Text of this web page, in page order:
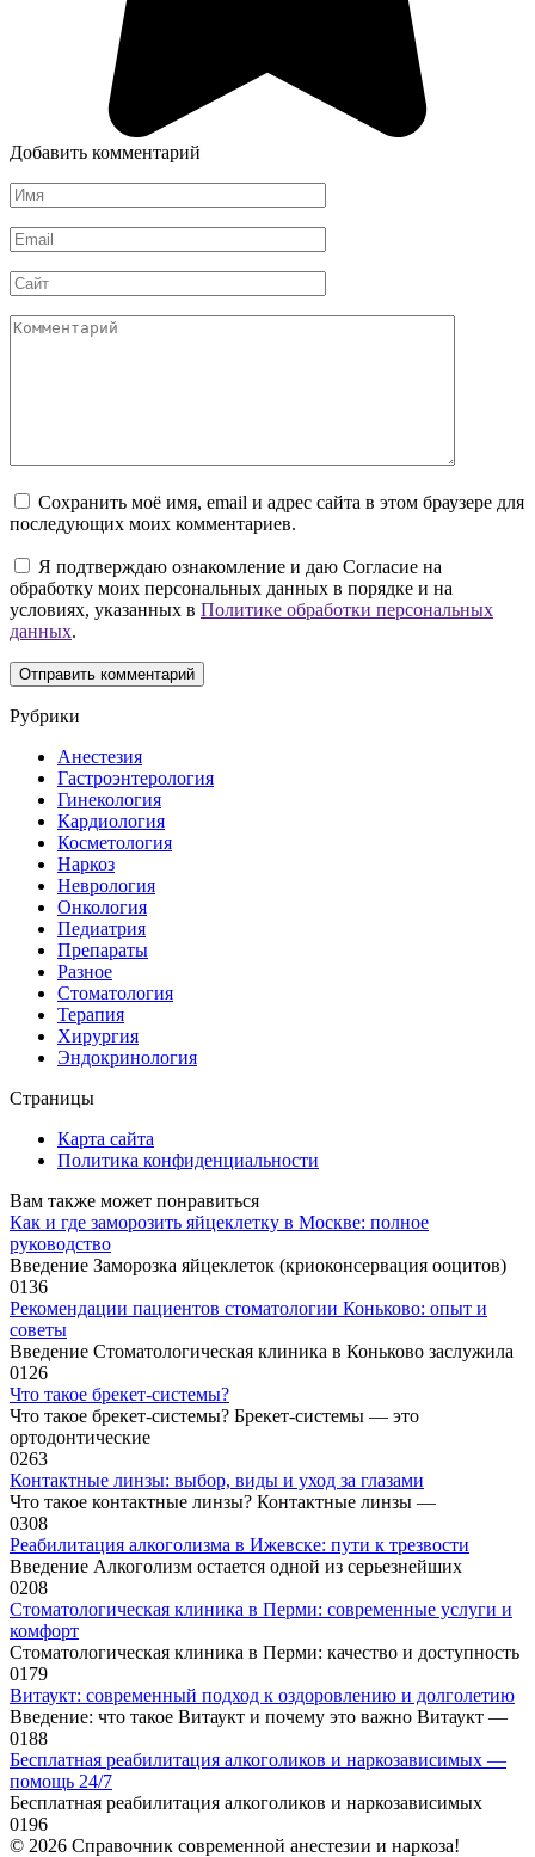
Добавить комментарий
Имя
*
Email
*
Сайт
Комментарий
Сохранить моё имя, email и адрес сайта в этом браузере для
последующих моих комментариев.
Я подтверждаю ознакомление и даю Согласие на
обработку моих персональных данных в порядке и на
условиях, указанных в Политике обработки персональных
данных.
Рубрики
Анестезия
Гастроэнтерология
Гинекология
Кардиология
Косметология
Наркоз
Неврология
Онкология
Педиатрия
Препараты
Разное
Стоматология
Терапия
Хирургия
Эндокринология
Страницы
Карта сайта
Политика конфиденциальности
Вам также может понравиться
Как и где заморозить яйцеклетку в Москве: полное
руководство
Введение Заморозка яйцеклеток (криоконсервация ооцитов)
0136
Рекомендации пациентов стоматологии Коньково: опыт и
советы
Введение Стоматологическая клиника в Коньково заслужила
0126
Что такое брекет-системы?
Что такое брекет-системы? Брекет-системы — это
ортодонтические
0263
Контактные линзы: выбор, виды и уход за глазами
Что такое контактные линзы? Контактные линзы —
0308
Реабилитация алкоголизма в Ижевске: пути к трезвости
Введение Алкоголизм остается одной из серьезнейших
0208
Стоматологическая клиника в Перми: современные услуги и
комфорт
Стоматологическая клиника в Перми: качество и доступность
0179
Витаукт: современный подход к оздоровлению и долголетию
Введение: что такое Витаукт и почему это важно Витаукт —
0188
Бесплатная реабилитация алкоголиков и наркозависимых —
помощь 24/7
Бесплатная реабилитация алкоголиков и наркозависимых
0196
© 2026 Справочник современной анестезии и наркоза!